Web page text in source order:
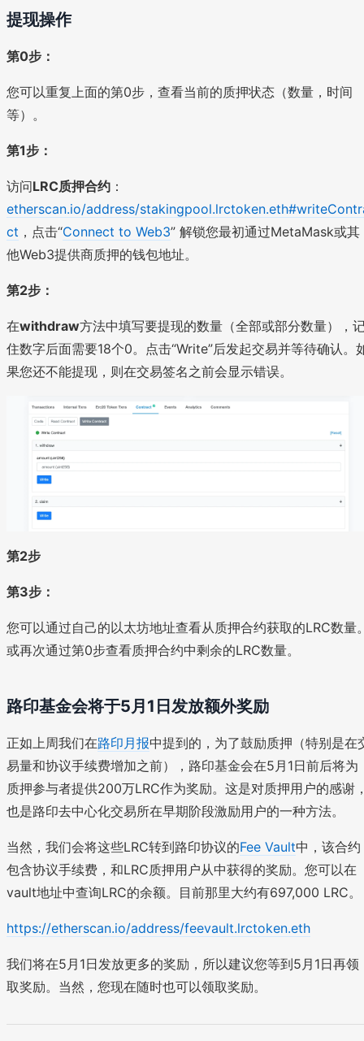
提现操作
第0步：
您可以重复上面的第0步，查看当前的质押状态（数量，时间
等）。
第1步：
访问LRC质押合约 ：
etherscan.io/address/
ct ，点击“Connect to Web3” 解锁您最初通过MetaMask或其
他Web3提供商质押的钱包地址。
第2步：
在withdraw方法中填写要提现的数量（全部或部分数量），
住数字后面需要18个0。点击“Write”后发起交易并等待确认。
果您还不能提现，则在交易签名之前会显示错误。
第2步
第3步：
您可以通过自己的以太坊地址查看从质押合约获取的LRC数量
或再次通过第0步查看质押合约中剩余的LRC数量。
路印基金会将于5月1日发放额外奖励
正如上周我们在路印月报中提到的，为了鼓励质押（特别是在
易量和协议手续费增加之前），路印基金会在5月1日前后将为
质押参与者提供200万LRC作为奖励。这是对质押用户的感谢
也是路印去中心化交易所在早期阶段激励用户的一种方法。
当然，我们会将这些LRC转到路印协议的Fee Vault中，该合约
包含协议手续费，和LRC质押用户从中获得的奖励。您可以在
vault地址中查询LRC的余额。目前那里大约有697,000 LRC。
https://etherscan.io/address/feevault.lrctoken.eth
我们将在5月1日发放更多的奖励，所以建议您等到5月1日再领
取奖励。当然，您现在随时也可以领取奖励。